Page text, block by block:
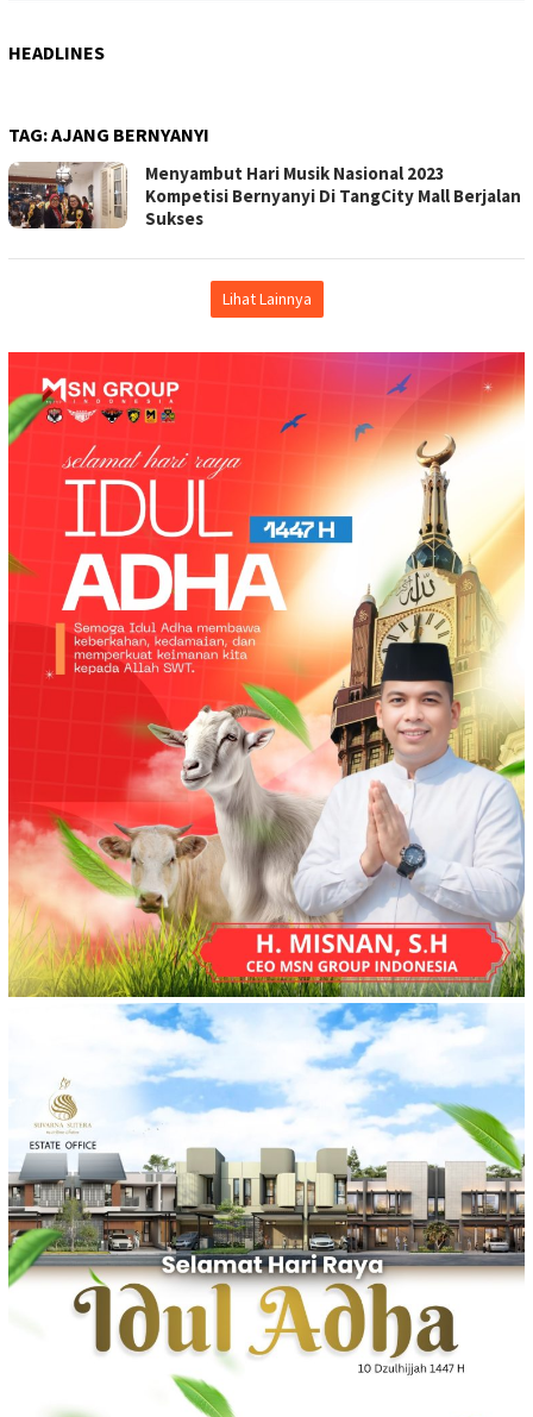
HEADLINES
TAG:AJANG BERNYANYI
Menyambut Hari Musik Nasional 2023
Kompetisi Bernyanyi Di TangCity Mall Berjalan
Sukses
Lihat Lainnya